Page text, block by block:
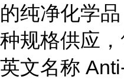
的纯净化学
种规格供应，
英文名称